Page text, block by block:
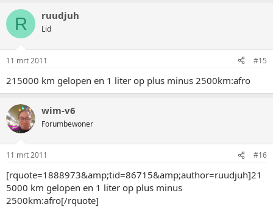
R ruudjuh
Lid
11 mrt 2011 #15
215000 km gelopen en 1 liter op plus minus 2500km:afro
wim-v6
Forumbewoner
11 mrt 2011 #16
[rquote=1888973&amp;tid=86715&amp;author=ruudjuh]21
5000 km gelopen en 1 liter op plus minus
2500km:afro[/rquote]